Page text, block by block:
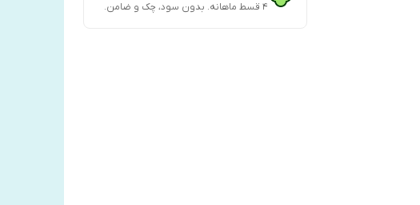
۴ قسط ماهانه. بدون سود، چک و ضامن.